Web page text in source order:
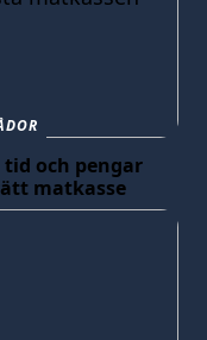
tid och pengar
matkasse